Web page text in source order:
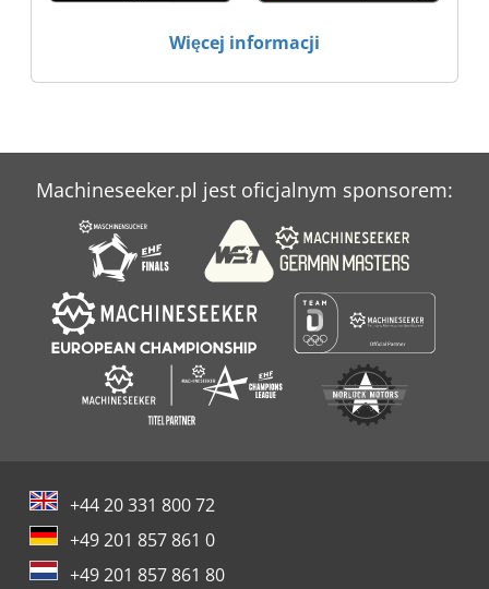
Więcej informacji
Machineseeker.pl jest oficjalnym sponsorem:
+44 20 331 800 72
+49 201 857 861 0
+49 201 857 861 80